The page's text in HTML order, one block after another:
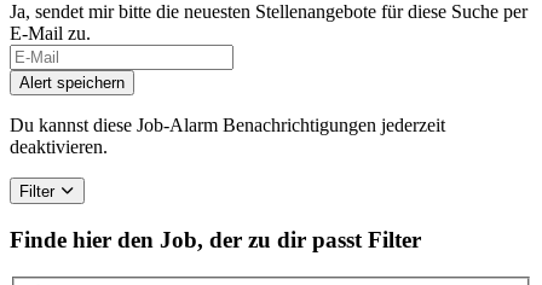
Ja, sendet mir bitte die neuesten Stellenangebote für diese Suche per
E-Mail zu.
Alert speichern
Du kannst diese Job-Alarm Benachrichtigungen jederzeit
deaktivieren.
Filter
Finde hier den Job, der zu dir passt Filter